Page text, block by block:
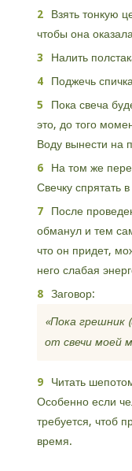
Взять тонкую
чтобы она
Налить
Поджечь
Пока свеча
это, до того
Воду вынести на
На том же
Свечку спрятать
После
обманул и тем
что он придет,
него слабая
Заговор:
«Пока грешник
от свечи моей
Читать
Особенно если
требуется, чтоб
время.